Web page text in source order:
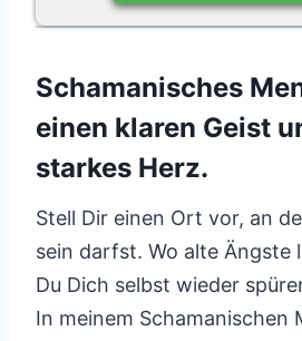
Schamanisches
einen klaren Geist
starkes Herz.
Stell Dir einen Ort vor, an
sein darfst. Wo alte Ängste
Du Dich selbst wieder
In meinem